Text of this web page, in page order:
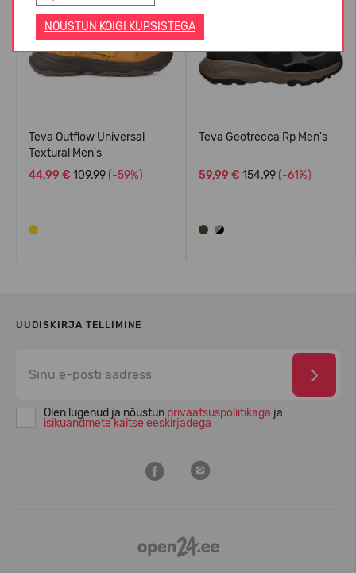
NÕUSTUN KÕIGI KÜPSISTEGA
Teva Outflow Universal
Textural Men's
44,99 € 109.99 (-59%)
Teva Geotrecca Rp Men's
59,99 € 154.99 (-61%)
UUDISKIRJA TELLIMINE
Olen lugenud ja nõustun privaatsuspoliitikaga ja
isikuandmete kaitse eeskirjadega